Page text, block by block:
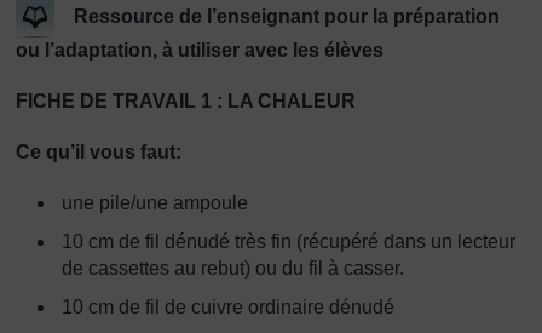
Ressource de l’enseignant pour la préparation
ou l’adaptation, à utiliser avec les élèves
FICHE DE TRAVAIL 1 : LA CHALEUR
Ce qu’il vous faut:
une pile/une ampoule
10 cm de fil dénudé très fin (récupéré dans un lecteur
de cassettes au rebut) ou du fil à casser.
10 cm de fil de cuivre ordinaire dénudé